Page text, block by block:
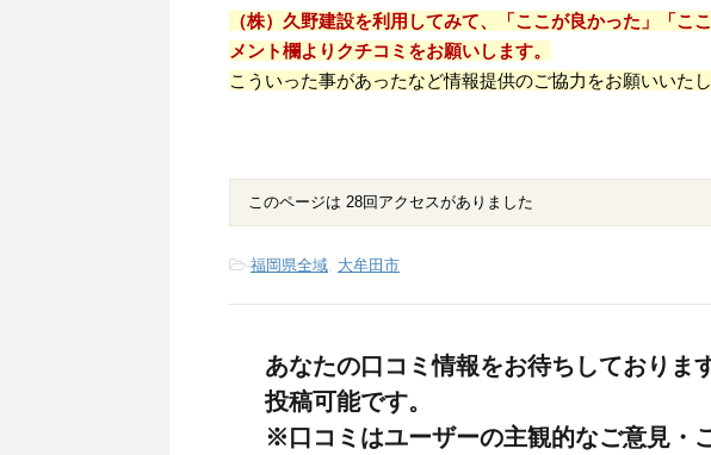
（株）久野建設を利用してみて、「ここが良かった」「こ
メント欄よりクチコミをお願いします。
こういった事があったなど情報提供のご協力をお願いいたし
このページは 28回アクセスがありました
-福岡県全域, 大牟田市
あなたの口コミ情報をお待ちしておりま
投稿可能です。
※口コミはユーザーの主観的なご意見・